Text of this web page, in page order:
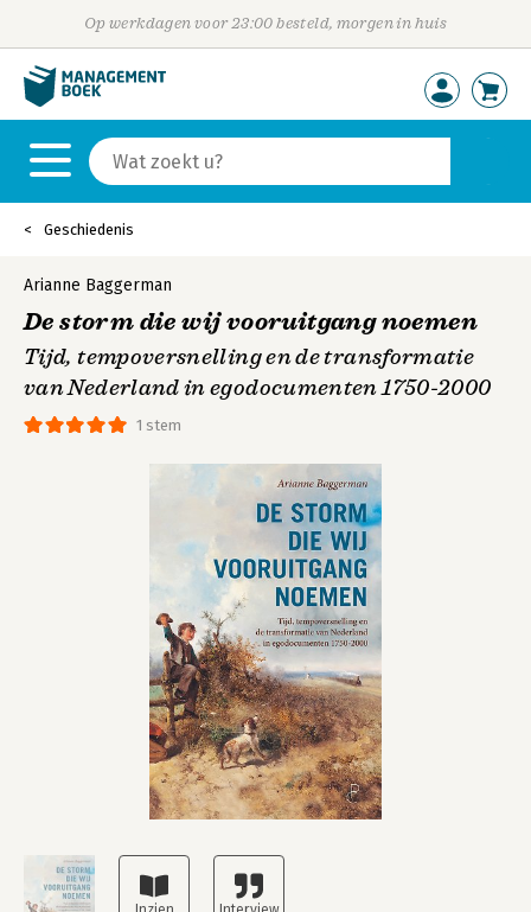
Op werkdagen voor 23:00 besteld, morgen in huis
Geschiedenis
1 stem
Arianne Baggerman
De storm die wij vooruitgang noemen
Tijd, tempoversnelling en de transformatie
van Nederland in egodocumenten 1750-2000